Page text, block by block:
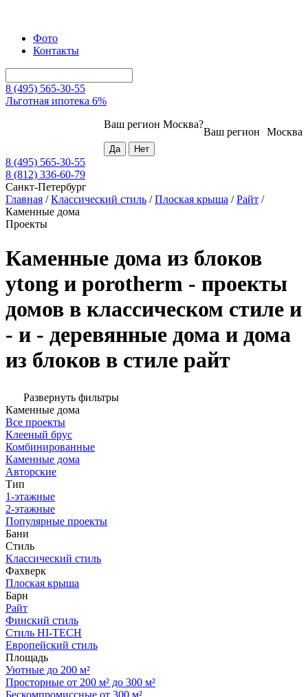
Фото
Контакты
8 (495) 565-30-55
Льготная ипотека 6%
Москва
Ваш регион
Ваш регион Москва?
8 (495) 565-30-55
8 (812) 336-60-79
Санкт-Петербург
Главная /Классический стиль /Плоская крыша /Райт /
Каменные дома
Проекты
Каменные дома из блоков
ytong и porotherm - проекты
домов в классическом стиле и
- и - деревянные дома и дома
из блоков в стиле райт
Развернуть фильтры
Каменные дома
Все проекты
Клееный брус
Комбинированные
Каменные дома
Авторские
Тип
1-этажные
2-этажные
Популярные проекты
Бани
Стиль
Классический стиль
Фахверк
Плоская крыша
Барн
Райт
Финский стиль
Стиль HI-TECH
Европейский стиль
Площадь
Уютные до 200 м²
Просторные от 200 м² до 300 м²